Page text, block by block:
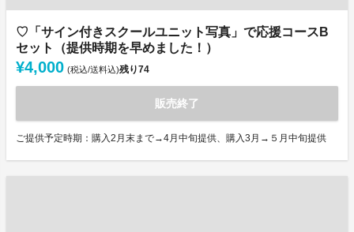
♡「サイン付きスクールユニット写真」で応援コースB
セット（提供時期を早めました！）
¥4,000 (税込/送料込)残り74
販売終了
ご提供予定時期：購入2月末まで→4月中旬提供、購入3月→５月中旬提供